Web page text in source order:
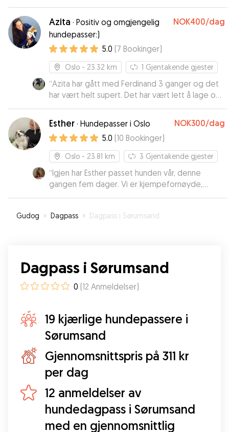
Azita · Positiv og omgjengelig
hundepasser:)
NOK400/dag
5.0 (7 Bookinger)
Oslo - 23.32 km 1 Gjentakende gjester
“Azita har gått med Ferdinand 3 ganger og det
har vært helt supert. Det har vært lett å lage og
holde avtalene med henne og Ferdinand blir
kjempeglad for å se henne! Super hundepasser
som man kan stole på😀”
Esther · Hundepasser i Oslo NOK300/dag
5.0 (10 Bookinger)
Oslo - 23.81 km 3 Gjentakende gjester
“Igjen har Esther passet hunden vår, denne
gangen fem dager. Vi er kjempefornøyde,
Esther er superflink med hunden - vi er helt
Anbefaler Esther som Hundepasser på det
Gudog » Dagpass » Dagpass i Sørumsand
Dagpass i Sørumsand
0 (12 Anmeldelser)
19 kjærlige hundepassere i
Sørumsand
Gjennomsnittspris på 311 kr
per dag
12 anmeldelser av
hundedagpass i Sørumsand
med en gjennomsnittlig